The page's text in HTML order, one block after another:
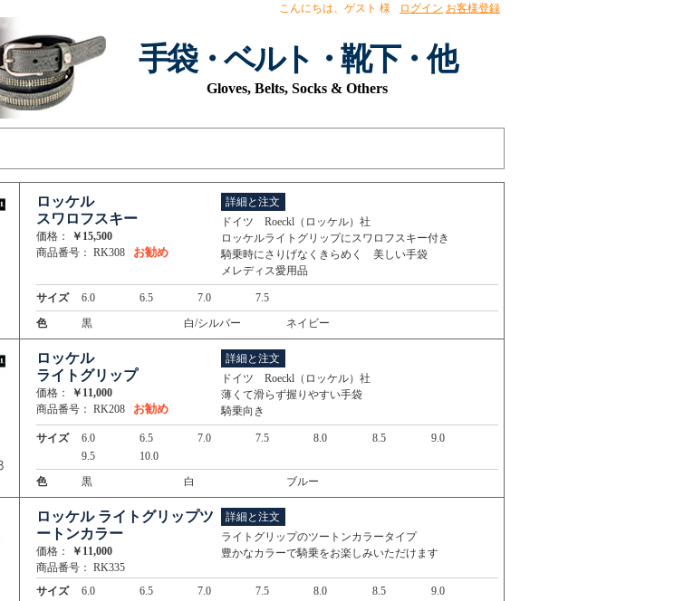
手袋・ベルト・靴下・他
Gloves, Belts, Socks & Others
ロッケル
スワロフスキー
価格：
￥15,500
商品番号： RK308 お勧め
詳細と注文
ドイツ Roeckl（ロッケル）社
ロッケルライトグリップにスワロフスキー付き
騎乗時にさりげなくきらめく 美しい手袋
メレディス愛用品
サイズ 6.0 6.5 7.0
7.5
色
黒 白/シルバー ネイビー
ロッケル
ライトグリップ
価格：
￥11,000
商品番号： RK208 お勧め
詳細と注文
ドイツ Roeckl（ロッケル）社
薄くて滑らず握りやすい手袋
騎乗向き
サイズ 6.0 6.5 7.0 7.5 8.0 8.5
9.0
9.5
10.0
色
黒 白 ブルー
ロッケル ライトグリップツ
ートンカラー
価格：
￥11,000
商品番号： RK335
詳細と注文
ライトグリップのツートンカラータイプ
豊かなカラーで騎乗をお楽しみいただけます
サイズ 6.0 6.5 7.0 7.5 8.0 8.5
9.0
こんにちは、 ゲスト 様 ログイン お客様登録